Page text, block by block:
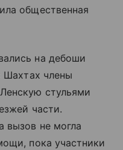
общественная
на дебоши
Шахтах члены
стульями
части.
вызов не могла
пока участники